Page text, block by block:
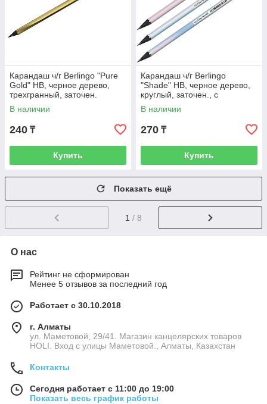
Карандаш ч/г Berlingo "Pure
Gold" HB, черное дерево,
трехгранный, заточен.
В наличии
240 ₸
Купить
Карандаш ч/г Berlingo
"Shade" HB, черное дерево,
круглый, заточен., с
ластиком, ассорти
В наличии
270 ₸
Купить
Показать ещё
1 / 8
О нас
Рейтинг не сформирован
Менее 5 отзывов за последний год
Работает с 30.10.2018
г. Алматы
ул. Маметовой, 29/41. Магазин канцелярских товаров
HOLI. Вход с улицы Маметовой., Алматы, Казахстан
Контакты
Сегодня работает с 11:00 до 19:00
Показать весь график работы